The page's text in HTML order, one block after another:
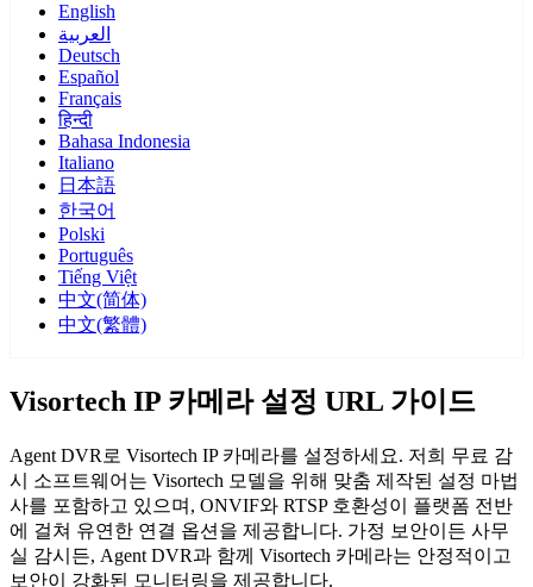
English
العربية
Deutsch
Español
Français
हिन्दी
Bahasa Indonesia
Italiano
日本語
한국어
Polski
Português
Tiếng Việt
中文(简体)
中文(繁體)
Visortech IP 카메라 설정 URL 가이드
Agent DVR로 Visortech IP 카메라를 설정하세요. 저희 무료 감
시 소프트웨어는 Visortech 모델을 위해 맞춤 제작된 설정 마법
사를 포함하고 있으며, ONVIF와 RTSP 호환성이 플랫폼 전반
에 걸쳐 유연한 연결 옵션을 제공합니다. 가정 보안이든 사무
실 감시든, Agent DVR과 함께 Visortech 카메라는 안정적이고
보안이 강화된 모니터링을 제공합니다.